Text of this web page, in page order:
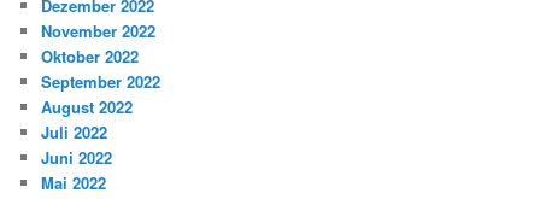
Dezember 2022
November 2022
Oktober 2022
September 2022
August 2022
Juli 2022
Juni 2022
Mai 2022